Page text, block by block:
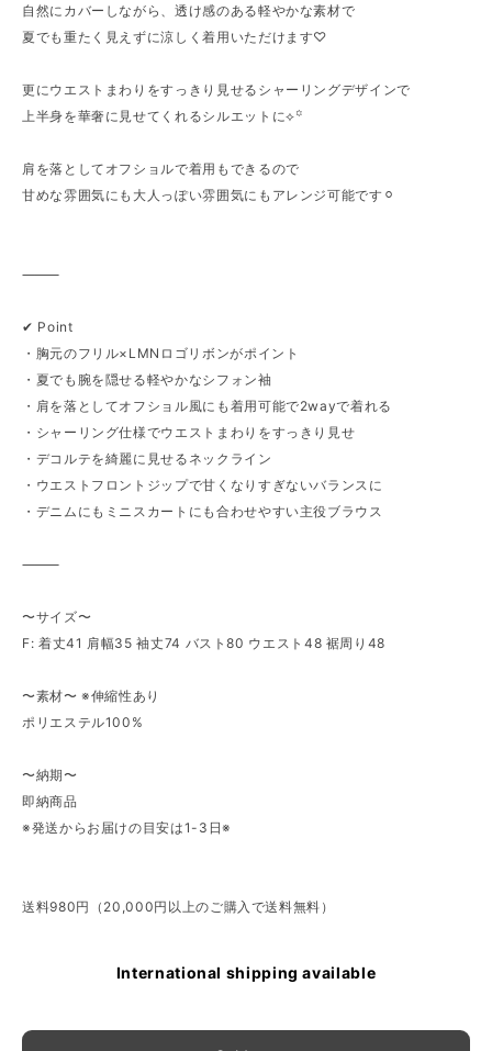
自然にカバーしながら、透け感のある軽やかな素材で
夏でも重たく見えずに涼しく着用いただけます♡
更にウエストまわりをすっきり見せるシャーリングデザインで
上半身を華奢に見せてくれるシルエットに⟡꙳
肩を落としてオフショルで着用もできるので
甘めな雰囲気にも大人っぽい雰囲気にもアレンジ可能です⚪︎
⸻
✔︎ Point
・胸元のフリル×LMNロゴリボンがポイント
・夏でも腕を隠せる軽やかなシフォン袖
・肩を落としてオフショル風にも着用可能で2wayで着れる
・シャーリング仕様でウエストまわりをすっきり見せ
・デコルテを綺麗に見せるネックライン
・ウエストフロントジップで甘くなりすぎないバランスに
・デニムにもミニスカートにも合わせやすい主役ブラウス
⸻
〜サイズ〜
F: 着丈41 肩幅35 袖丈74 バスト80 ウエスト48 裾周り48
〜素材〜 ※伸縮性あり
ポリエステル100%
〜納期〜
即納商品
※発送からお届けの目安は1-3日※
送料980円（20,000円以上のご購入で送料無料）
International shipping available